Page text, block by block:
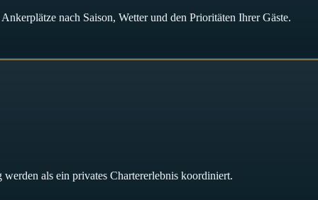
nach Saison, Wetter und den Prioritäten Ihrer Gäste.
als ein privates Chartererlebnis koordiniert.